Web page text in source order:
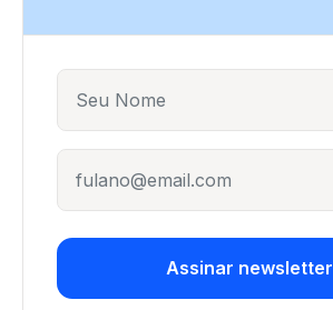
Assinar newsletter